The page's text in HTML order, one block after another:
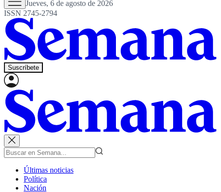
Jueves, 6 de agosto de 2026
ISSN 2745-2794
Suscríbete
Últimas noticias
Política
Nación